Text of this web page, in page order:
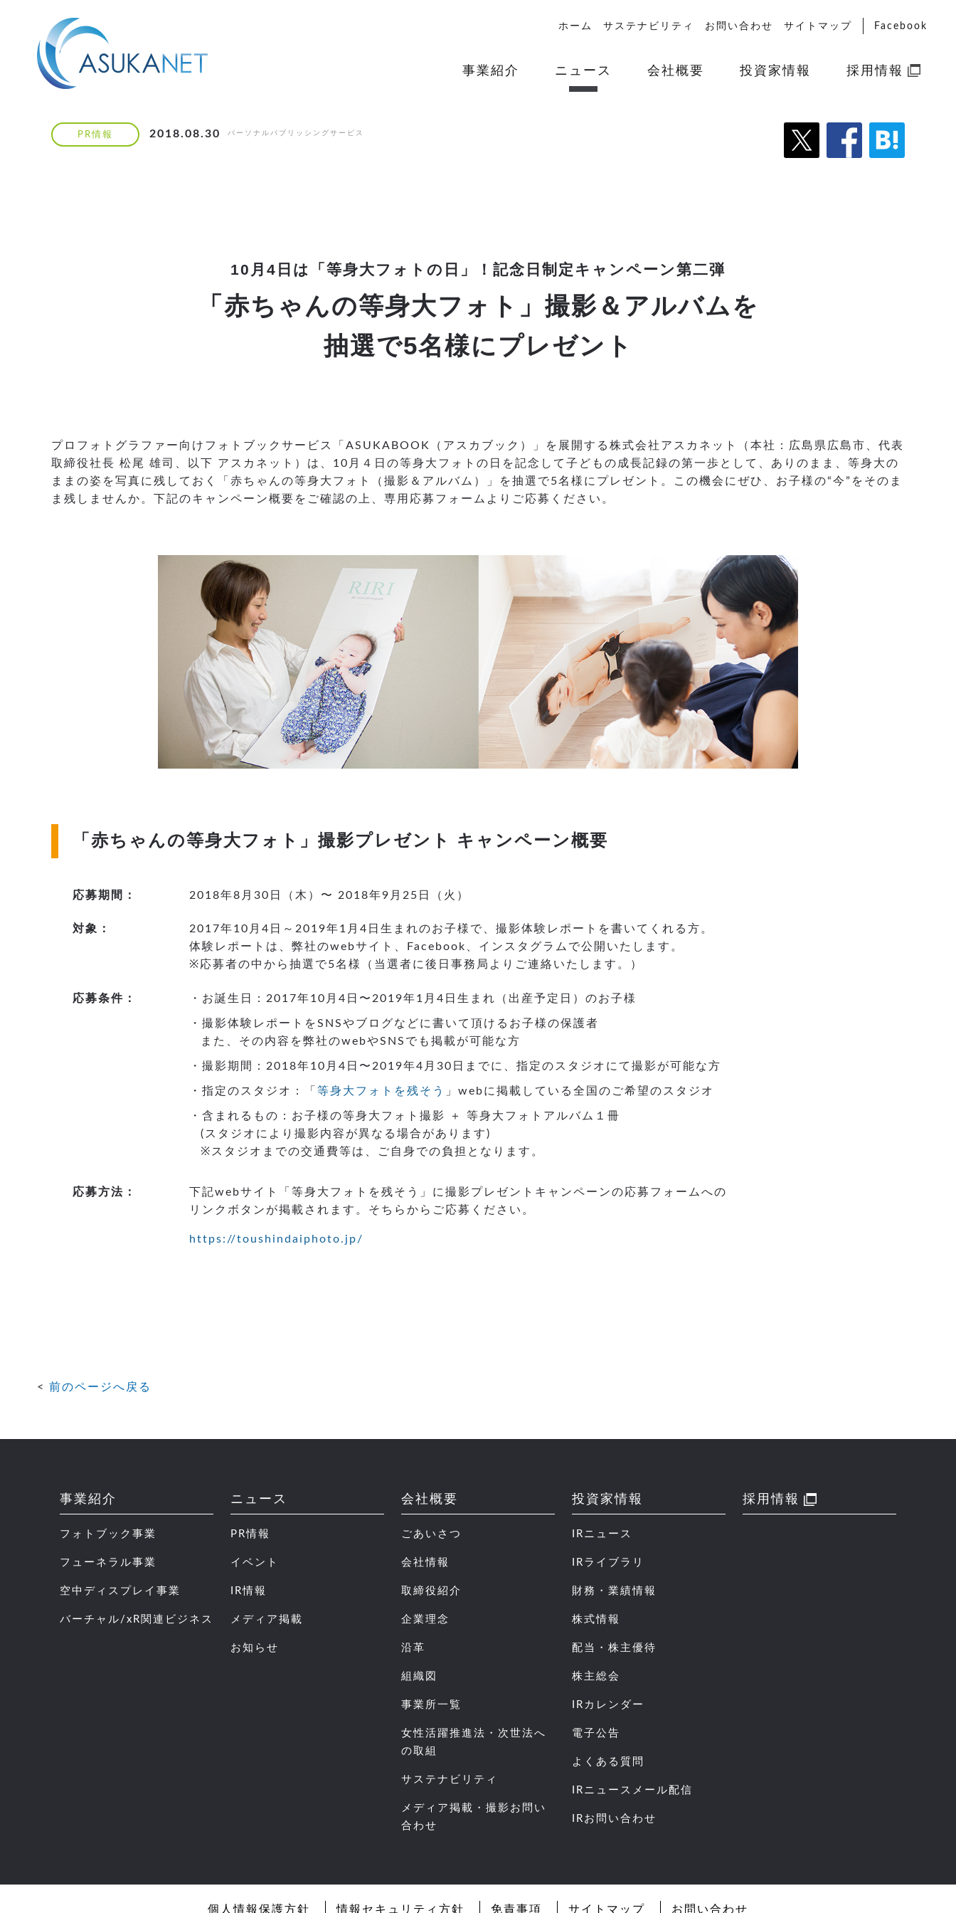
ホーム サステナビリティ お問い合わせ サイトマップ Facebook
事業紹介 ニュース 会社概要 投資家情報 採用情報
PR情報 2018.08.30 パーソナルパブリッシングサービス
10月4日は「等身大フォトの日」！記念日制定キャンペーン第二弾
「赤ちゃんの等身大フォト」撮影＆アルバムを
抽選で5名様にプレゼント
プロフォトグラファー向けフォトブックサービス「ASUKABOOK（アスカブック）」を展開する株式会社アスカネット（本社：広島県広島市、代表
取締役社長 松尾 雄司、以下 アスカネット）は、10月４日の等身大フォトの日を記念して子どもの成長記録の第一歩として、ありのまま、等身大の
ままの姿を写真に残しておく「赤ちゃんの等身大フォト（撮影＆アルバム）」を抽選で5名様にプレゼント。この機会にぜひ、お子様の“今”をそのま
ま残しませんか。下記のキャンペーン概要をご確認の上、専用応募フォームよりご応募ください。
「赤ちゃんの等身大フォト」撮影プレゼント キャンペーン概要
応募期間： 2018年8月30日（木）〜 2018年9月25日（火）
対象：
2017年10月4日～2019年1月4日生まれのお子様で、撮影体験レポートを書いてくれる方。
体験レポートは、弊社のwebサイト、Facebook、インスタグラムで公開いたします。
※応募者の中から抽選で5名様（当選者に後日事務局よりご連絡いたします。）
応募条件： ・お誕生日：2017年10月4日〜2019年1月4日生まれ（出産予定日）のお子様
・撮影体験レポートをSNSやブログなどに書いて頂けるお子様の保護者
また、その内容を弊社のwebやSNSでも掲載が可能な方
・撮影期間：2018年10月4日〜2019年4月30日までに、指定のスタジオにて撮影が可能な方
・指定のスタジオ：「 等身大フォトを残そう 」webに掲載している全国のご希望のスタジオ
・含まれるもの：お子様の等身大フォト撮影 ＋ 等身大フォトアルバム１冊
(スタジオにより撮影内容が異なる場合があります)
※スタジオまでの交通費等は、ご自身での負担となります。
応募方法：
下記webサイト「等身大フォトを残そう」に撮影プレゼントキャンペーンの応募フォームへの
リンクボタンが掲載されます。そちらからご応募ください。
https://toushindaiphoto.jp/
前のページへ戻る
事業紹介
フォトブック事業
フューネラル事業
空中ディスプレイ事業
バーチャル/xR関連ビジネス
ニュース
PR情報
イベント
IR情報
メディア掲載
お知らせ
会社概要
ごあいさつ
会社情報
取締役紹介
企業理念
沿革
組織図
事業所一覧
女性活躍推進法・次世法へ
の取組
サステナビリティ
メディア掲載・撮影お問い
合わせ
投資家情報
IRニュース
IRライブラリ
財務・業績情報
株式情報
配当・株主優待
株主総会
IRカレンダー
電子公告
よくある質問
IRニュースメール配信
IRお問い合わせ
採用情報
個人情報保護方針 情報セキュリティ方針 免責事項 サイトマップ お問い合わせ